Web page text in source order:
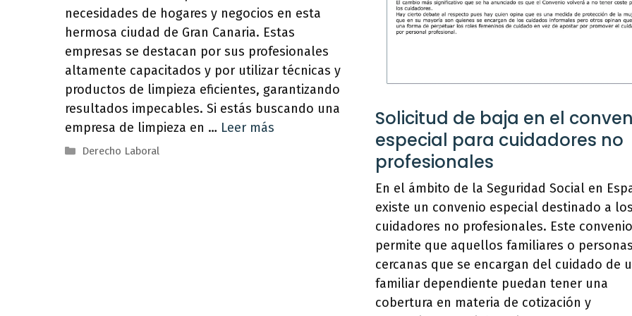
necesidades de hogares y negocios en esta
hermosa ciudad de Gran Canaria. Estas
empresas se destacan por sus profesionales
altamente capacitados y por utilizar técnicas y
productos de limpieza eficientes, garantizando
resultados impecables. Si estás buscando una
empresa de limpieza en … Leer más
Categorías
Derecho Laboral
Solicitud de baja en el
especial para cuidadores no
profesionales
En el ámbito de la Seguridad Social en
existe un convenio especial destinado a los
cuidadores no profesionales. Este convenio
permite que aquellos familiares o personas
cercanas que se encargan del cuidado de
familiar dependiente puedan tener una
cobertura en materia de cotización y